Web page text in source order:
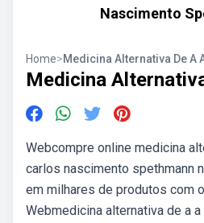
Nascimento
Home>Medicina Alternativa De A
Medicina
Webcompre online medicina
carlos nascimento spethmann
em milhares de produtos com
Webmedicina alternativa de a